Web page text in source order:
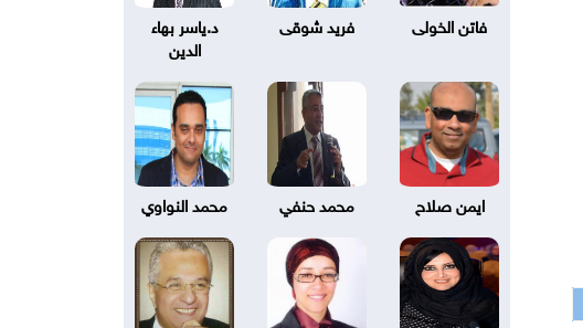
فاتن الخولى فريد شوقى
د.ياسر بهاء
الدين
ايمن صلاح محمد حنفي محمد النواوي